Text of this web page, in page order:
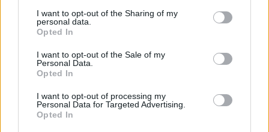
not limited to your visit or usage behaviour. You may click to
grant or deny consent to Google and its third-party tags to
use your data for below specified purposes in below Google
consent section.
I want to opt-out of the Sharing of my
personal data.
Opted In
I want to opt-out of the Sale of my
Personal Data.
Opted In
I want to opt-out of processing my
Personal Data for Targeted Advertising.
Opted In